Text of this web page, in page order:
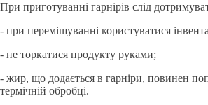
При приготуваннi гapнірів слiд
- при перемiшуваннi користуватися
- не торкатися продукту руками;
- жир, що додається в гарнiри, повинен
термiчнiй обробцi.